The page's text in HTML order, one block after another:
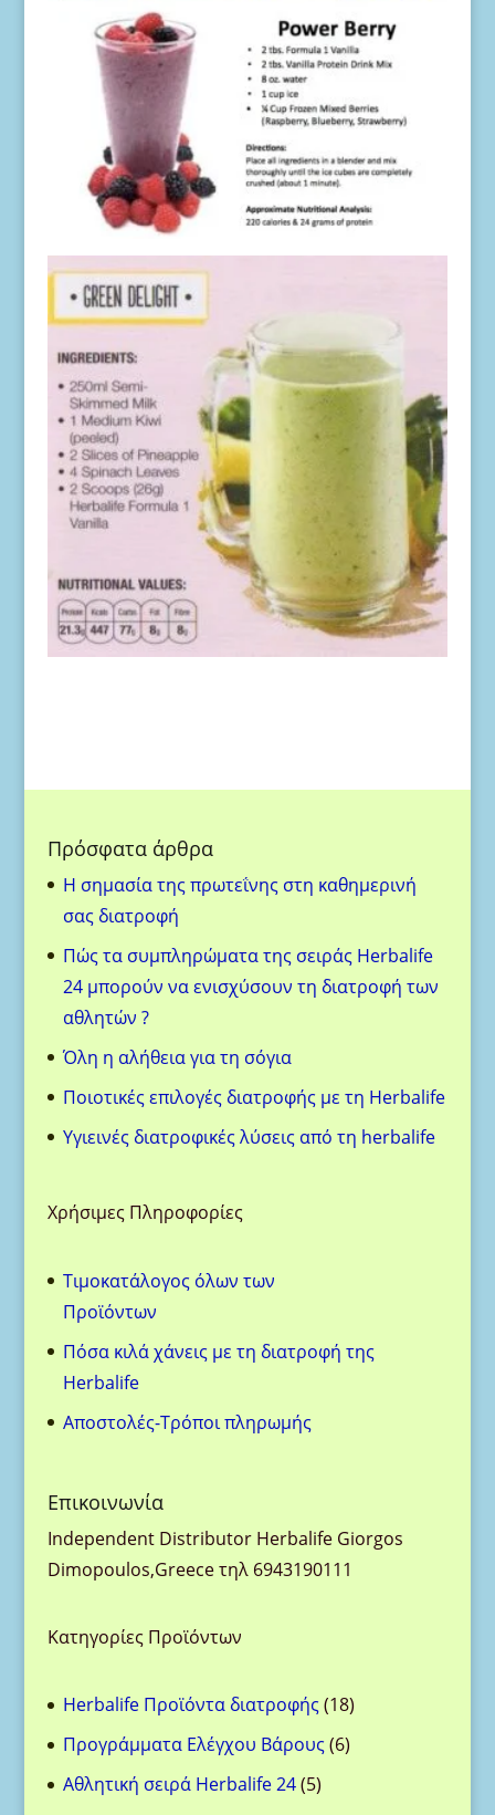
Πρόσφατα άρθρα
H σημασία της πρωτεΐνης στη καθημερινή
σας διατροφή
Πώς τα συμπληρώματα της σειράς Herbalife
24 μπορούν να ενισχύσουν τη διατροφή των
αθλητών ?
Όλη η αλήθεια για τη σόγια
Ποιοτικές επιλογές διατροφής με τη Herbalife
Υγιεινές διατροφικές λύσεις από τη herbalife
Χρήσιμες Πληροφορίες
Τιμοκατάλογος όλων των
Προϊόντων
Πόσα κιλά χάνεις με τη διατροφή της
Herbalife
Aποστολές-Τρόποι πληρωμής
Eπικοινωνία
Ιndependent Distributor Herbalife Giorgos
Dimopoulos,Greece τηλ 6943190111
Κατηγορίες Προϊόντων
Herbalife Προϊόντα διατροφής 1818
προϊόντα
Προγράμματα Ελέγχου Βάρους 66
Αθλητική σειρά Herbalife 24 55